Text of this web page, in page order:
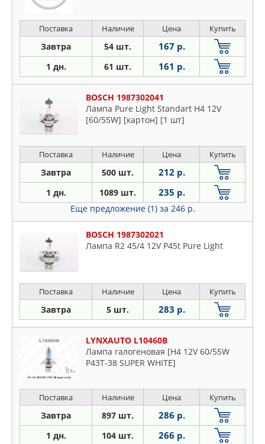
Поставка Наличие Цена Купить
Завтра 54 шт. 167 р.
1 дн. 61 шт. 161 р.
BOSCH 1987302041
Лампа Pure Light Standart H4 12V
[60/55W] [картон] [1 шт]
Поставка Наличие Цена Купить
Завтра 500 шт. 212 р.
1 дн. 1089 шт. 235 р.
Еще предложение (1) за 246 р.
BOSCH 1987302021
Лампа R2 45/4 12V P45t Pure Light
Поставка Наличие Цена Купить
Завтра 5 шт. 283 р.
LYNXAUTO L10460B
Лампа галогеновая [H4 12V 60/55W
P43T-38 SUPER WHITE]
Поставка Наличие Цена Купить
Завтра 897 шт. 286 р.
1 дн. 104 шт. 266 р.